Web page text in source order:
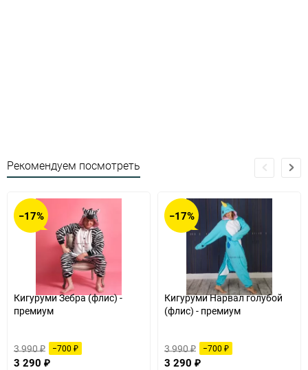
Рекомендуем посмотреть
−17%
Кигуруми Зебра (флис) -
премиум
3 990₽ −700 ₽
3 290 ₽
−17%
Кигуруми Нарвал голубой
(флис) - премиум
3 990₽ −700 ₽
3 290 ₽